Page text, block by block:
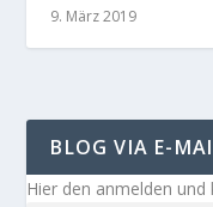
9. März 2019
BLOG VIA E-
Hier den anmelden